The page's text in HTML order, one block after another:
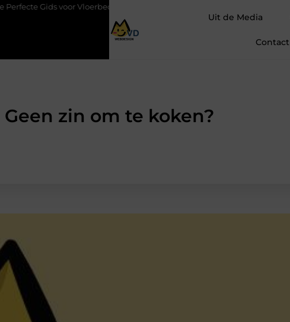
Vloerbedekking in Purmerend
Uit de Media
Contact
Geen zin om te koken?